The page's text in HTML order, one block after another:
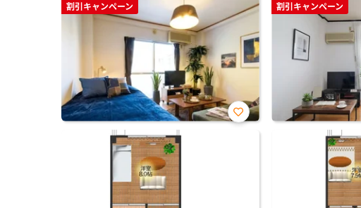
割引キャンペーン
お気
割引キャンペーン